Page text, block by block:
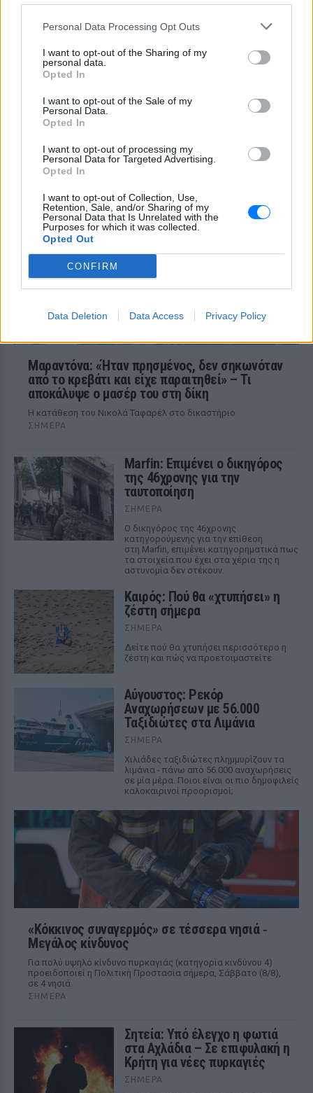
Personal Data Processing Opt Outs
I want to opt-out of the Sharing of my
personal data.
Opted In
I want to opt-out of the Sale of my
Personal Data.
Opted In
I want to opt-out of processing my
Personal Data for Targeted Advertising.
Opted In
I want to opt-out of Collection, Use,
Retention, Sale, and/or Sharing of my
Personal Data that Is Unrelated with the
Purposes for which it was collected.
Opted Out
CONFIRM
Data Deletion Data Access Privacy Policy
των ταξιδιωτών
Μύκονος: Ιταλοί τουρίστες
‑ Αντιδράσεις για το ξέφρενο
Χοροί, φωνές, φωτογραφίες: Λες και
«Δεν δεχόμαστε τελεσίγραφα»:
Η απάντηση της Ιταλίας στην
Αμετάπειστη παραμένει η ιταλική
κυβέρνηση
Μαραντόνα: «Ήταν πρησμένος, δεν σηκωνόταν
από το κρεβάτι και είχε παραιτηθεί» – Τι
αποκάλυψε ο μασέρ του στη δίκη
Η κατάθεση του Νικολά Ταφαρέλ στο δικαστήριο
ΣΉΜΕΡΑ
Marfin: Επιμένει ο δικηγόρος
της 46χρονης για την
ταυτοποίηση
ΣΉΜΕΡΑ
Ο δικηγόρος της 46χρονης
κατηγορούμενης για την επίθεση
στη Marfin, επιμένει κατηγορηματικά πως
τα στοιχεία που έχει στα χέρια της η
αστυνομία δεν στέκουν.
Καιρός: Πού θα «χτυπήσει» η
ζέστη σήμερα
ΣΉΜΕΡΑ
Δείτε πού θα χτυπήσει περισσότερο η
ζέστη και πώς να προετοιμαστείτε
Αύγουστος: Ρεκόρ
Αναχωρήσεων με 56.000
Ταξιδιώτες στα Λιμάνια
ΣΉΜΕΡΑ
Χιλιάδες ταξιδιώτες πλημμυρίζουν τα
λιμάνια - πάνω από 56.000 αναχωρήσεις
σε μία μέρα. Ποιοι είναι οι πιο δημοφιλείς
καλοκαιρινοί προορισμοί;
«Κόκκινος συναγερμός» σε τέσσερα νησιά ‑
Μεγάλος κίνδυνος
Για πολύ υψηλό κίνδυνο πυρκαγιάς (κατηγορία κινδύνου 4)
προειδοποιεί η Πολιτική Προστασία σήμερα, Σάββατο (8/8),
σε 4 νησιά.
ΣΉΜΕΡΑ
Σητεία: Υπό έλεγχο η φωτιά
στα Αχλάδια – Σε επιφυλακή η
Κρήτη για νέες πυρκαγιές
ΣΉΜΕΡΑ